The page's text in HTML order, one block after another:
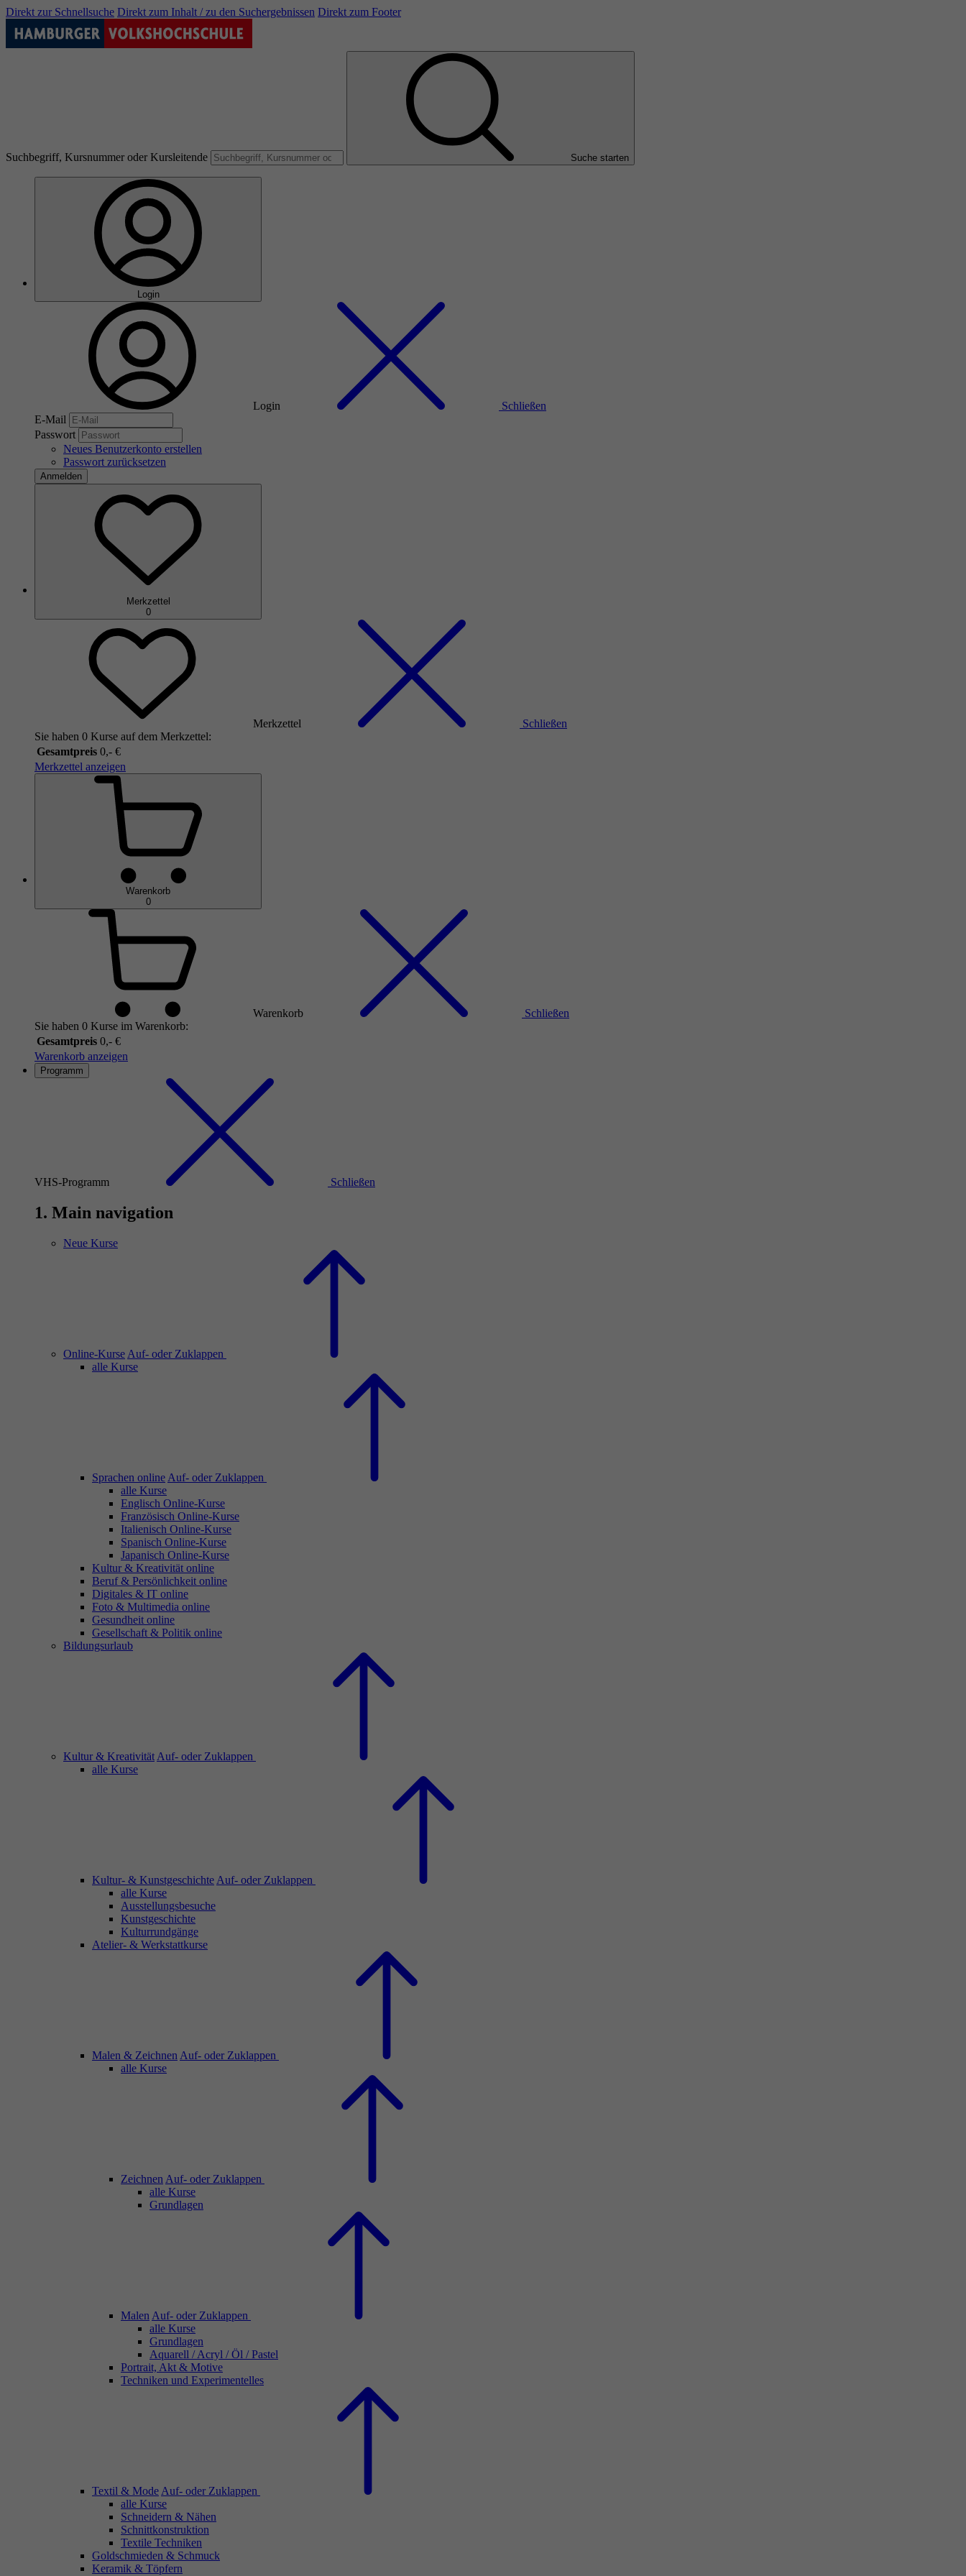
Direkt zur Schnellsuche Direkt zum Inhalt / zu den Suchergebnissen Direkt zum Footer
Suchbegriff, Kursnummer oder Kursleitende Suche starten
Login
Login
Schließen
E-Mail
Passwort
Neues Benutzerkonto erstellen
Passwort zurücksetzen
Anmelden
Merkzettel
0
Merkzettel
Schließen
Sie haben 0 Kurse auf dem Merkzettel:
Gesamtpreis 0,- €
Merkzettel anzeigen
Warenkorb
0
Warenkorb
Schließen
Sie haben 0 Kurse im Warenkorb:
Gesamtpreis 0,- €
Warenkorb anzeigen
Programm
VHS-Programm Schließen
1. Main navigation
Neue Kurse
Online-Kurse Auf- oder Zuklappen
alle Kurse
Sprachen online Auf- oder Zuklappen
alle Kurse
Englisch Online-Kurse
Französisch Online-Kurse
Italienisch Online-Kurse
Spanisch Online-Kurse
Japanisch Online-Kurse
Kultur & Kreativität online
Beruf & Persönlichkeit online
Digitales & IT online
Foto & Multimedia online
Gesundheit online
Gesellschaft & Politik online
Bildungsurlaub
Kultur & Kreativität Auf- oder Zuklappen
alle Kurse
Kultur- & Kunstgeschichte Auf- oder Zuklappen
alle Kurse
Ausstellungsbesuche
Kunstgeschichte
Kulturrundgänge
Atelier- & Werkstattkurse
Malen & Zeichnen Auf- oder Zuklappen
alle Kurse
Zeichnen Auf- oder Zuklappen
alle Kurse
Grundlagen
Malen Auf- oder Zuklappen
alle Kurse
Grundlagen
Aquarell / Acryl / Öl / Pastel
Portrait, Akt & Motive
Techniken und Experimentelles
Textil & Mode Auf- oder Zuklappen
alle Kurse
Schneidern & Nähen
Schnittkonstruktion
Textile Techniken
Goldschmieden & Schmuck
Keramik & Töpfern